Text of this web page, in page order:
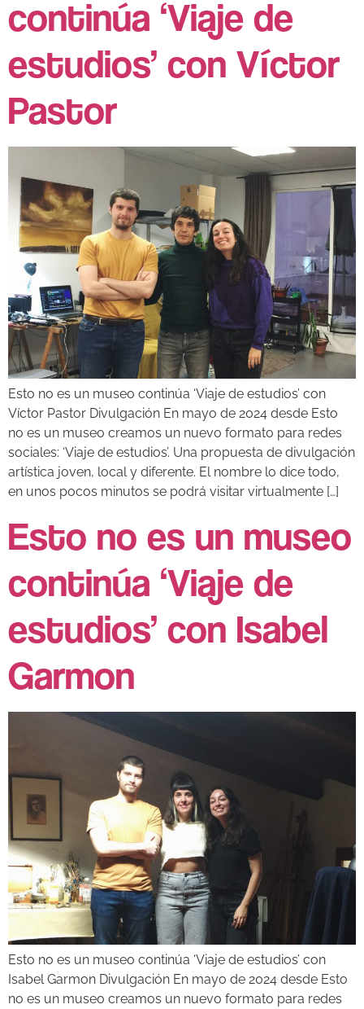
continúa ‘Viaje de
estudios’ con Víctor
Pastor
Esto no es un museo continúa ‘Viaje de estudios’ con
Víctor Pastor Divulgación En mayo de 2024 desde Esto
no es un museo creamos un nuevo formato para redes
sociales: ‘Viaje de estudios’. Una propuesta de divulgación
artística joven, local y diferente. El nombre lo dice todo,
en unos pocos minutos se podrá visitar virtualmente […]
Esto no es un museo
continúa ‘Viaje de
estudios’ con Isabel
Garmon
Esto no es un museo continúa ‘Viaje de estudios’ con
Isabel Garmon Divulgación En mayo de 2024 desde Esto
no es un museo creamos un nuevo formato para redes